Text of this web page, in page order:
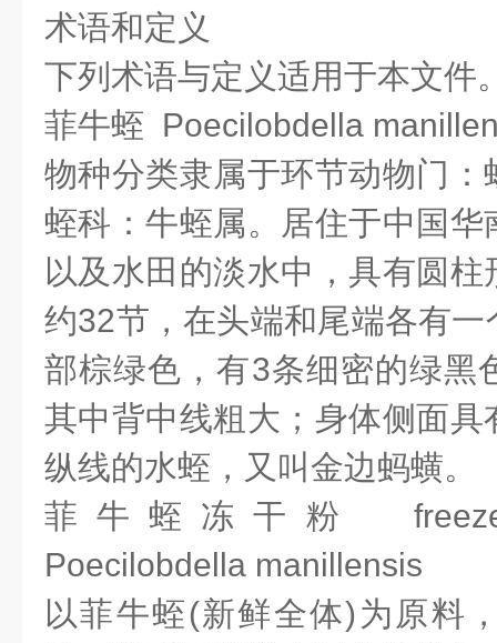
术语和定义
下列术语与定义适用于本文件
菲牛蛭 Poecilobdella
物种分类隶属于环节动物门
蛭科：牛蛭属。居住于中国
以及水田的淡水中，具有圆
约32节，在头端和尾端各有
部棕绿色，有3条细密的绿黑
其中背中线粗大；身体侧面
纵线的水蛭，又叫金边蚂蟥。
菲牛蛭冻干粉 freeze-
Poecilobdella manillensis
以菲牛蛭(新鲜全体)为原料